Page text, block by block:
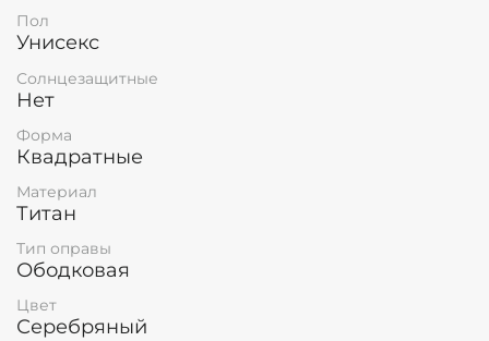
Пол
Унисекс
Солнцезащитные
Нет
Форма
Квадратные
Материал
Титан
Тип оправы
Ободковая
Цвет
Серебряный